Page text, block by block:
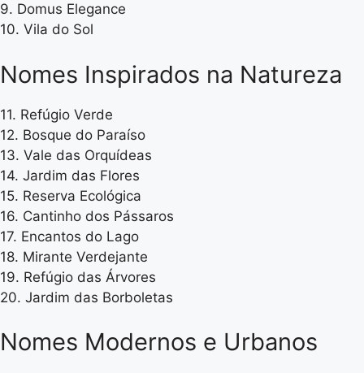
9. Domus Elegance
10. Vila do Sol
Nomes Inspirados na Natureza
11. Refúgio Verde
12. Bosque do Paraíso
13. Vale das Orquídeas
14. Jardim das Flores
15. Reserva Ecológica
16. Cantinho dos Pássaros
17. Encantos do Lago
18. Mirante Verdejante
19. Refúgio das Árvores
20. Jardim das Borboletas
Nomes Modernos e Urbanos